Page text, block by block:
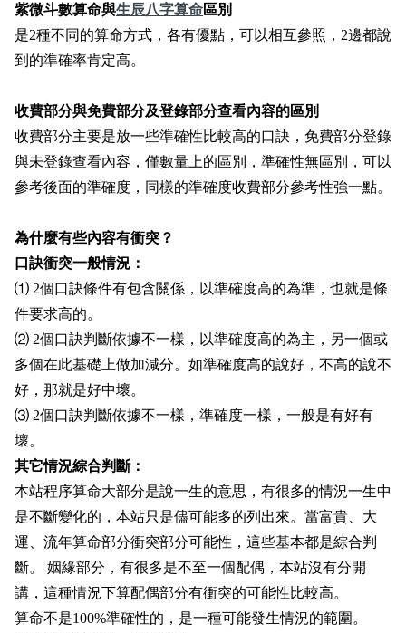
紫微斗數算命與生辰八字算命區別
是2種不同的算命方式，各有優點，可以相互參照，2邊都說
到的準確率肯定高。
收費部分與免費部分及登錄部分查看內容的區別
收費部分主要是放一些準確性比較高的口訣，免費部分登錄
與未登錄查看內容，僅數量上的區別，準確性無區別，可以
參考後面的準確度，同樣的準確度收費部分參考性強一點。
為什麼有些內容有衝突？
口訣衝突一般情況：
⑴ 2個口訣條件有包含關係，以準確度高的為準，也就是條
件要求高的。
⑵ 2個口訣判斷依據不一樣，以準確度高的為主，另一個或
多個在此基礎上做加減分。如準確度高的說好，不高的說不
好，那就是好中壞。
⑶ 2個口訣判斷依據不一樣，準確度一樣，一般是有好有
壞。
其它情況綜合判斷：
本站程序算命大部分是說一生的意思，有很多的情況一生中
是不斷變化的，本站只是儘可能多的列出來。當富貴、大
運、流年算命部分衝突部分可能性，這些基本都是綜合判
斷。 姻緣部分，有很多是不至一個配偶，本站沒有分開
講，這種情況下算配偶部分有衝突的可能性比較高。
算命不是100%準確性的，是一種可能發生情況的範圍。